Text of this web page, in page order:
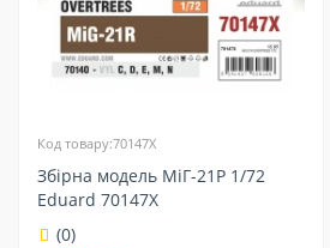
Код товару:70147X
Збірна модель МіГ-21Р 1/72
Eduard 70147X
(0)